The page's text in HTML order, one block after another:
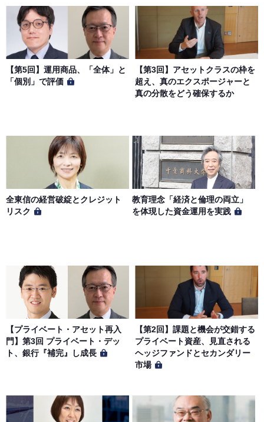
【第5回】運用商品、「全体」と
「個別」で評価
【第3回】アセットクラスの枠を
超え、真のエクスポージャーと
真の分散をどう確保するか
全東信の経営破綻とクレジット
リスク
教育理念「経済と倫理の両立」
を体現した資金運用を実践
【プライベート・アセット再入
門】第3回 プライベート・デッ
ト、銀行『補完』し成長
【第2回】課題と機会が交錯する
プライベート資産、見直される
ヘッジファンドとセカンダリー
市場